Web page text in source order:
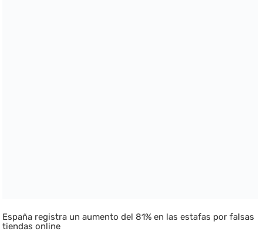
España registra un aumento del 81% en las estafas por falsas
tiendas online